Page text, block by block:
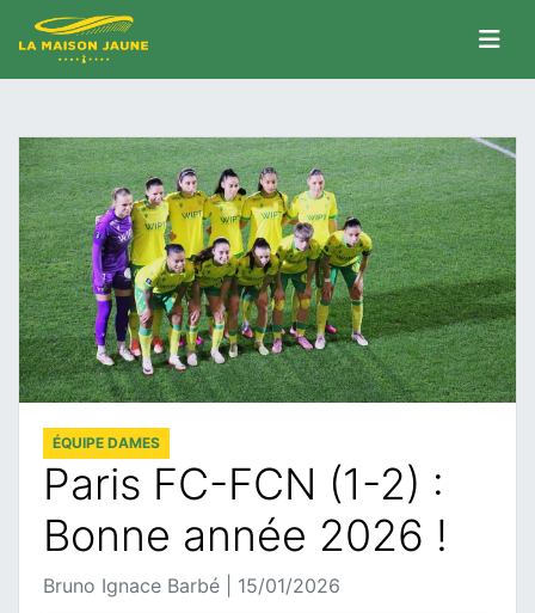
ÉQUIPE DAMES
Paris FC-FCN (1-2) :
Bonne année 2026 !
Bruno Ignace Barbé | 15/01/2026